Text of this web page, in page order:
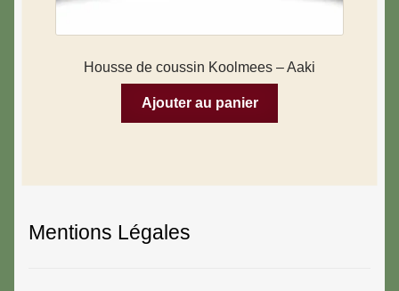
Housse de coussin Koolmees – Aaki
Ajouter au panier
Mentions Légales